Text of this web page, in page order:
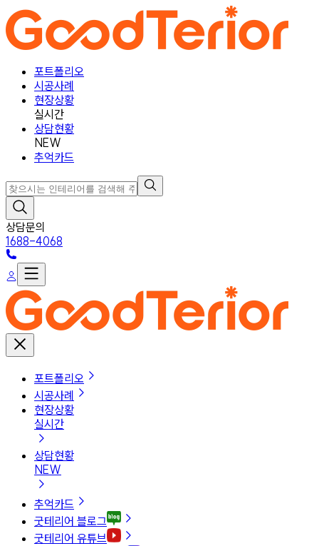
포트폴리오
시공사례
현장상황
실시간
상담현황
NEW
추억카드
상담문의
1688-4068
포트폴리오
시공사례
현장상황
실시간
상담현황
NEW
추억카드
굿테리어 블로그
굿테리어 유튜브